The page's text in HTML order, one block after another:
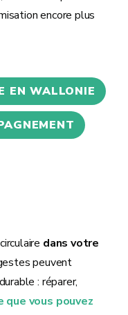
encore plus
EN WALLONIE
dans votre
peuvent
: réparer,
que vous pouvez